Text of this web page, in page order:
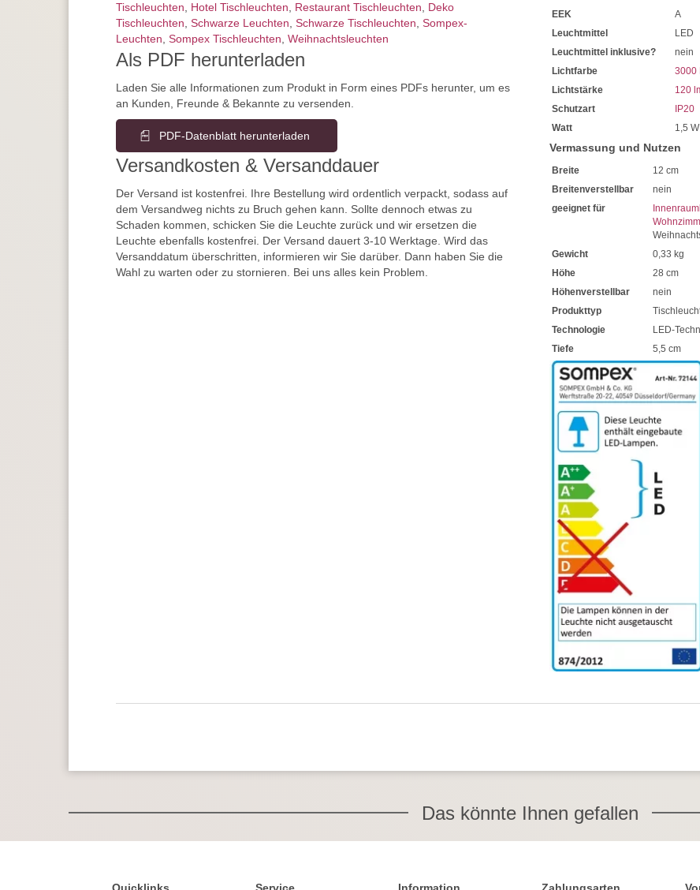
Tischleuchten, Hotel Tischleuchten, Restaurant Tischleuchten, Deko
Tischleuchten, Schwarze Leuchten, Schwarze Tischleuchten, Sompex-
Leuchten, Sompex Tischleuchten, Weihnachtsleuchten
Als PDF herunterladen
Laden Sie alle Informationen zum Produkt in Form eines PDFs herunter, um es
an Kunden, Freunde & Bekannte zu versenden.
PDF-Datenblatt herunterladen
Versandkosten & Versanddauer
Der Versand ist kostenfrei. Ihre Bestellung wird ordentlich verpackt, sodass auf
dem Versandweg nichts zu Bruch gehen kann. Sollte dennoch etwas zu
Schaden kommen, schicken Sie die Leuchte zurück und wir ersetzen die
Leuchte ebenfalls kostenfrei. Der Versand dauert 3-10 Werktage. Wird das
Versanddatum überschritten, informieren wir Sie darüber. Dann haben Sie die
Wahl zu warten oder zu stornieren. Bei uns alles kein Problem.
EEK
A
Leuchtmittel
LED
Leuchtmittel inklusive?
nein
Lichtfarbe
3000
Lichtstärke
120
Schutzart
IP20
Watt
1,5 W
Vermassung und Nutzen
Breite
12 cm
Breitenverstellbar
nein
geeignet für
Gewicht
0,33 kg
Höhe
28 cm
Höhenverstellbar
nein
Produkttyp
Technologie
LED-
Tiefe
5,5 cm
Das könnte Ihnen gefallen